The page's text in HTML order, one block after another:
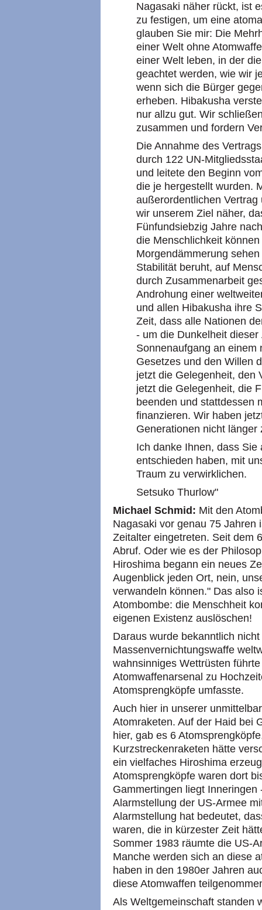
Nagasaki näher rückt, ist
zu festigen, um eine
glauben Sie mir: Die
einer Welt ohne
einer Welt leben, in der
geachtet werden, wie wir
wenn sich die Bürger
erheben. Hibakusha
nur allzu gut. Wir
zusammen und fordern
Die Annahme des
durch 122 UN-
und leitete den Beginn
die je hergestellt wurden.
außerordentlichen
wir unserem Ziel näher,
Fünfundsiebzig Jahre
die Menschlichkeit
Morgendämmerung
Stabilität beruht, auf
durch Zusammenarbeit
Androhung einer
und allen Hibakusha ihre
Zeit, dass alle Nationen
- um die Dunkelheit
Sonnenaufgang an einem
Gesetzes und den Willen
jetzt die Gelegenheit, den
jetzt die Gelegenheit, die
beenden und stattdessen
finanzieren. Wir haben
Generationen nicht länger
Ich danke Ihnen, dass
entschieden haben, mit
Traum zu verwirklichen.
Setsuko Thurlow"
Michael Schmid: Mit den
Nagasaki vor genau 75 Jahren
Zeitalter eingetreten. Seit dem
Abruf. Oder wie es der
Hiroshima begann ein neues
Augenblick jeden Ort, nein,
verwandeln können." Das also
Atombombe: die Menschheit
eigenen Existenz auslöschen!
Daraus wurde bekanntlich
Massenvernichtungswaffe
wahnsinniges Wettrüsten
Atomwaffenarsenal zu
Atomsprengköpfe umfasste.
Auch hier in unserer
Atomraketen. Auf der Haid bei
hier, gab es 6
Kurzstreckenraketen hätte
ein vielfaches Hiroshima
Atomsprengköpfe waren dort
Gammertingen liegt
Alarmstellung der US-Armee
Alarmstellung hat bedeutet,
waren, die in kürzester Zeit
Sommer 1983 räumte die US-
Manche werden sich an diese
haben in den 1980er Jahren
diese Atomwaffen
Als Weltgemeinschaft standen